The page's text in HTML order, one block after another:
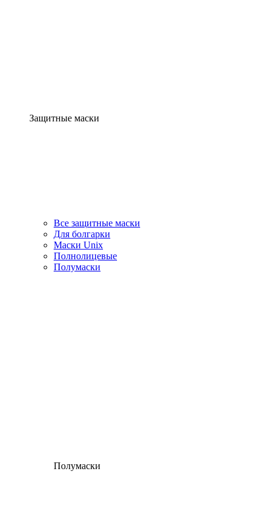
Защитные маски
Все защитные маски
Для болгарки
Маски Unix
Полнолицевые
Полумаски
Полумаски